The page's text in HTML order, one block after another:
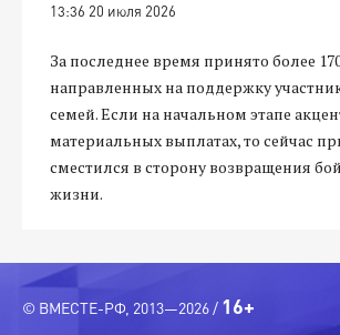
13:36 20 июля 2026
За последнее время принято более
направленных на поддержку
семей. Если на начальном этапе
материальных выплатах, то сейчас
сместился в сторону возвращения
жизни.
© ВМЕСТЕ-РФ, 2013—2026 / 16+